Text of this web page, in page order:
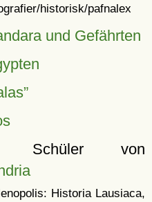
historisk/pafnalex
und Gefährten
Schüler von
Historia Lausiaca,